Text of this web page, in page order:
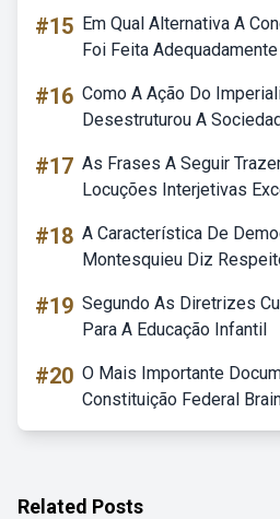
#15 Em Qual Alternativa A
Foi Feita Adequadamente
#16 Como A Ação Do
Desestruturou A
#17 As Frases A Seguir
Locuções Interjetivas
#18 A Característica De
Montesquieu Diz
#19 Segundo As Diretrizes
Para A Educação Infantil
#20 O Mais Importante
Constituição Federal
Related Posts